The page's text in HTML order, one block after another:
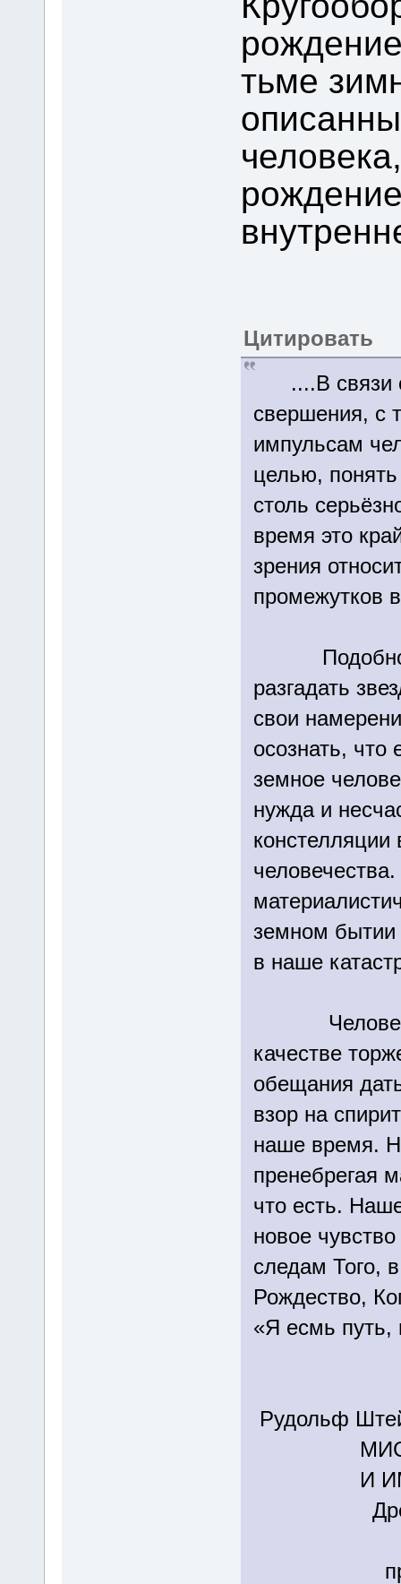
тьме
Цитировать
....В связи с
свершения, с
импульсам
целью,
столь
время это
зрения
промежутков
Подобно
разгадать
свои
осознать, что
земное
нужда и
констелляции
земном бытии
в наше
качестве
обещания
взор на
наше время.
пренебрегая
что есть.
новое
следам Того,
Рождество,
«Я есмь путь,
Рудольф
И
Древние